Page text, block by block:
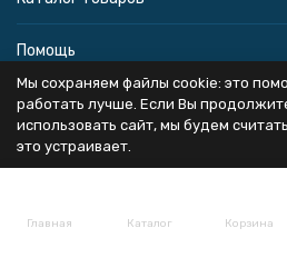
Главная Каталог Корзина
Помощь
Информация
Политика персональных данных
Мы сохраняем файлы cookie: это
работать лучше. Если Вы
использовать сайт, мы будем
это устраивает.